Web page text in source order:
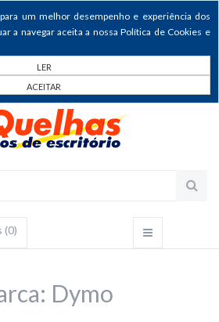
um melhor desempenho e experiência dos
a navegar aceita a nossa Política de Cookies e
LER
ACEITAR
(0)
Dymo